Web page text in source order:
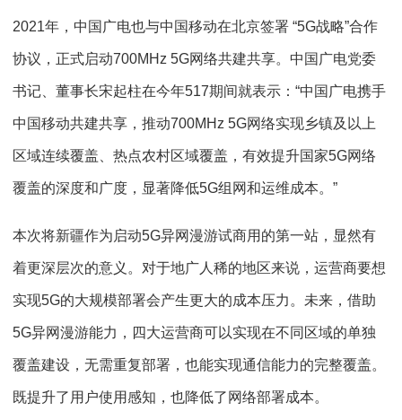
2021年，中国广电也与中国移动在北京签署 “5G战略”合作
协议，正式启动700MHz 5G网络共建共享。中国广电党委
书记、董事长宋起柱在今年517期间就表示：“中国广电携手
中国移动共建共享，推动700MHz 5G网络实现乡镇及以上
区域连续覆盖、热点农村区域覆盖，有效提升国家5G网络
覆盖的深度和广度，显著降低5G组网和运维成本。”
本次将新疆作为启动5G异网漫游试商用的第一站，显然有
着更深层次的意义。对于地广人稀的地区来说，运营商要想
实现5G的大规模部署会产生更大的成本压力。未来，借助
5G异网漫游能力，四大运营商可以实现在不同区域的单独
覆盖建设，无需重复部署，也能实现通信能力的完整覆盖。
既提升了用户使用感知，也降低了网络部署成本。